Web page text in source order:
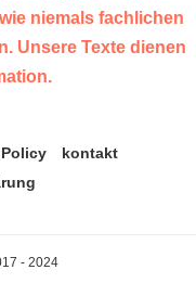
niemals fachlichen
Unsere Texte dienen
Policy
kontakt
- 2024